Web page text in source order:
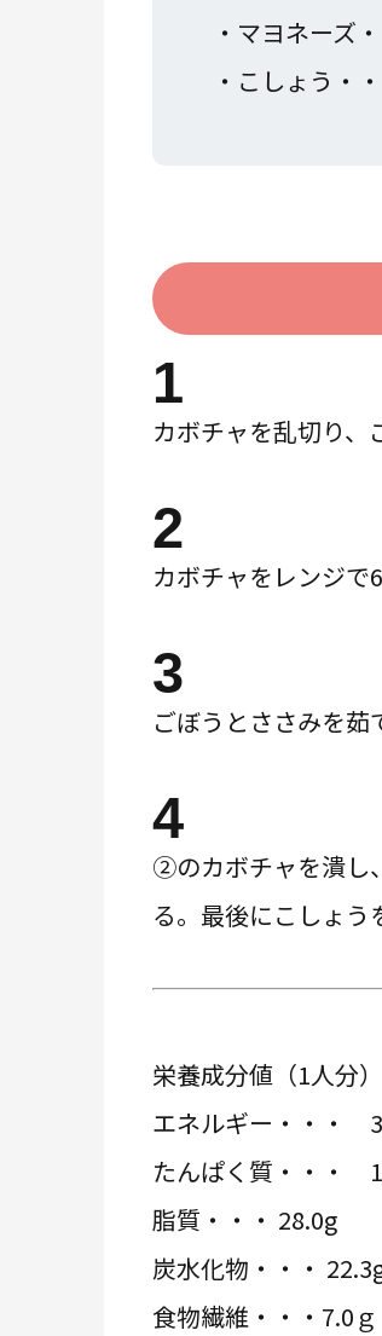
・マヨネーズ
・こしょう・
1
カボチャを乱切り、
2
カボチャをレンジで
3
ごぼうとささみを茹
4
②のカボチャを潰し
る。最後にこしょ
栄養成分値（1人分）
エネルギー・・・
たんぱく質・・・
脂質・・・ 28.0g
炭水化物・・・
食物繊維・・・7.0ｇ